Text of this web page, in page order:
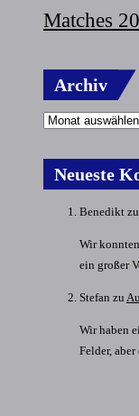
Matches
Archiv
Neueste
Benedikt zu
Wir
ein großer
Stefan zu
Wir haben
Felder,